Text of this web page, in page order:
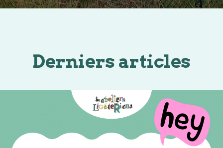
Derniers articles